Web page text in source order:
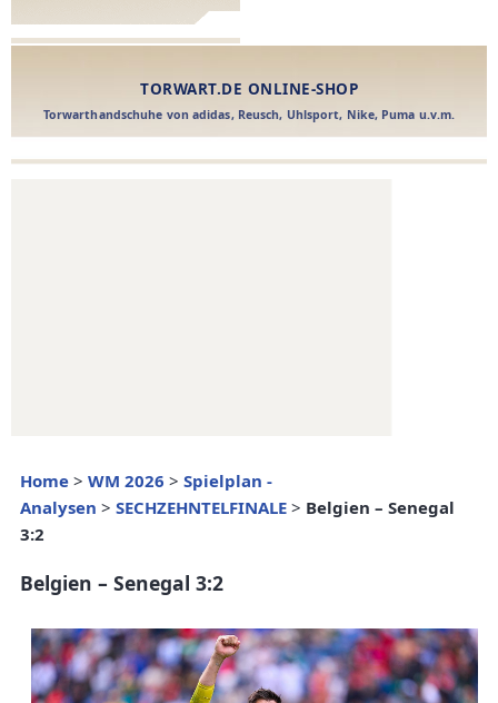
Home > WM 2026 > Spielplan -
Analysen > SECHZEHNTELFINALE > Belgien – Senegal
3:2
Belgien – Senegal 3:2